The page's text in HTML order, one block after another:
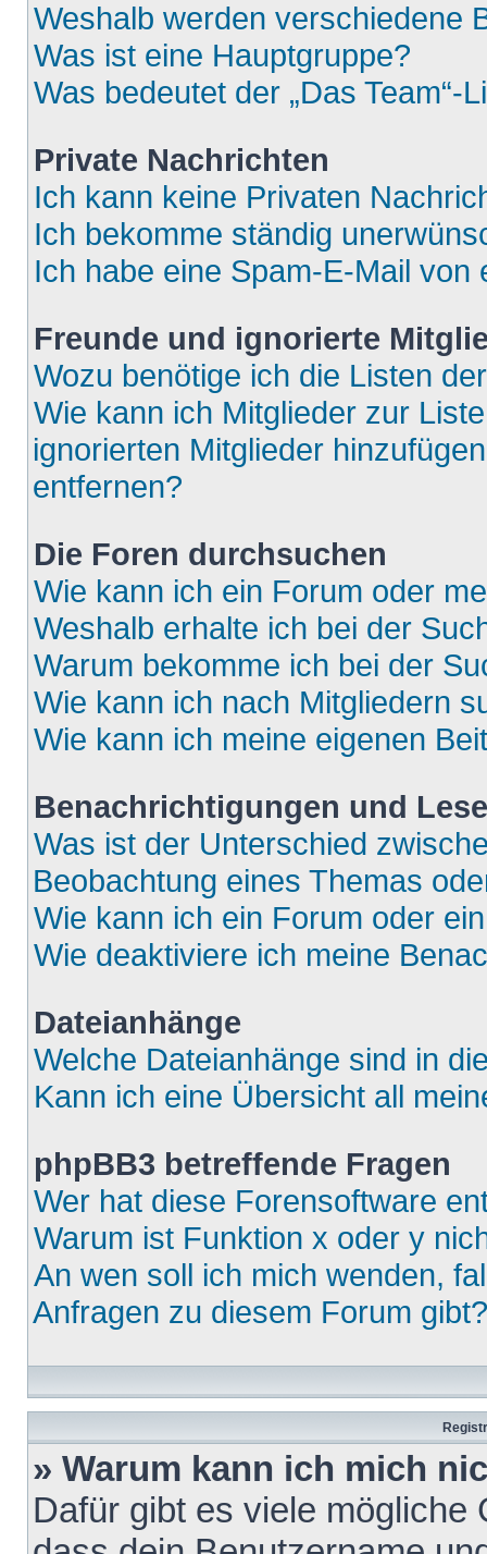
Weshalb werden verschiedene
Was ist eine Hauptgruppe?
Was bedeutet der „Das Team“-
Private Nachrichten
Ich kann keine Privaten
Ich bekomme ständig
Ich habe eine Spam-E-Mail
Freunde und ignorierte
Wozu benötige ich die Listen
Wie kann ich Mitglieder zur
ignorierten Mitglieder
entfernen?
Die Foren durchsuchen
Wie kann ich ein Forum oder
Weshalb erhalte ich bei der
Warum bekomme ich bei der
Wie kann ich nach Mitgliedern
Wie kann ich meine eigenen
Benachrichtigungen und
Was ist der Unterschied
Beobachtung eines Themas
Wie kann ich ein Forum oder
Wie deaktiviere ich meine
Dateianhänge
Welche Dateianhänge sind in
Kann ich eine Übersicht all
phpBB3 betreffende Fragen
Wer hat diese Forensoftware
Warum ist Funktion x oder y
An wen soll ich mich wenden,
Anfragen zu diesem Forum gibt?
» Warum kann ich mich
Dafür gibt es viele